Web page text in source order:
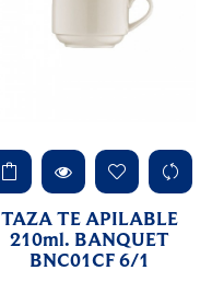
TAZA TE APILABLE
210ml. BANQUET
BNC01CF 6/1